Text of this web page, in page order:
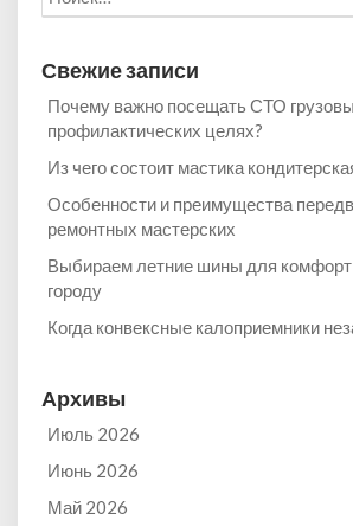
Свежие записи
Почему важно посещать СТО
профилактических целях?
Из чего состоит мастика
Особенности и преимущества
ремонтных мастерских
Выбираем летние шины для
городу
Когда конвексные калоприемники
Архивы
Июль 2026
Июнь 2026
Май 2026